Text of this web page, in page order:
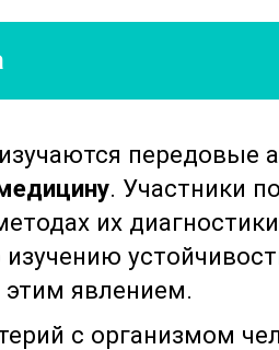
передовые
. Участники
их
явлением.
с организмом